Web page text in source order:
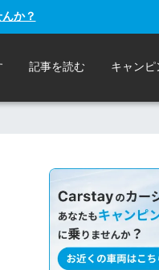
か？
記事を読む キャン